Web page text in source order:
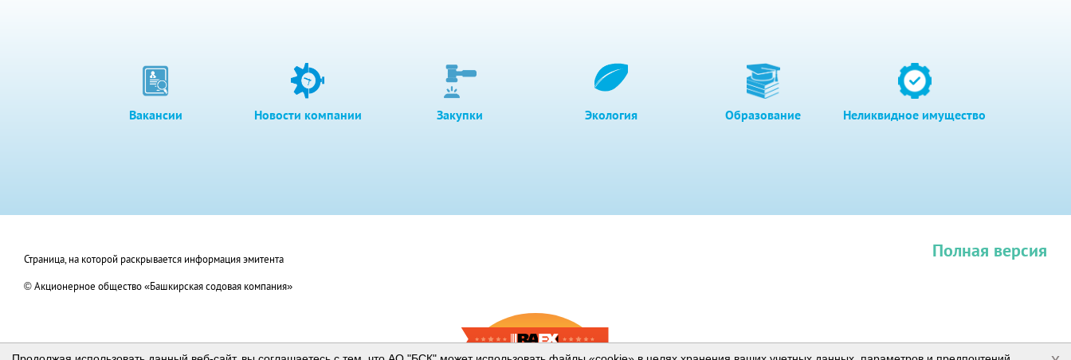
Вакансии Новости компании Закупки Экология Образование Неликвидное имущество
Страница, на которой раскрывается информация эмитента
© Акционерное общество «Башкирская содовая компания»
Полная версия